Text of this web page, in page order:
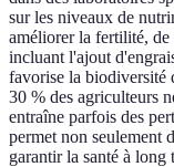
sur les niveaux de
améliorer la fertilité, de
incluant l'ajout
favorise la biodiversité
30 % des agriculteurs
entraîne parfois des
permet non seulement
garantir la santé à long